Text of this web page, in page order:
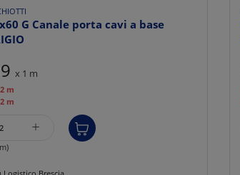
G Canale porta cavi a base
x 1 m
2 m
2 m
+